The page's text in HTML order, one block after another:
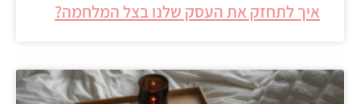
איך לתחזק את העסק שלנו בצל המלחמה?